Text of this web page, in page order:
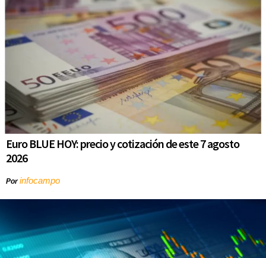
Euro BLUE HOY: precio y cotización de este 7 agosto
2026
Porinfocampo